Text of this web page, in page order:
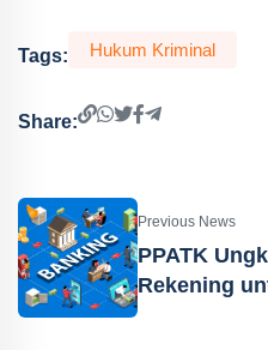
Tags: Hukum Kriminal
Share:
Previous News
PPATK
Rekening